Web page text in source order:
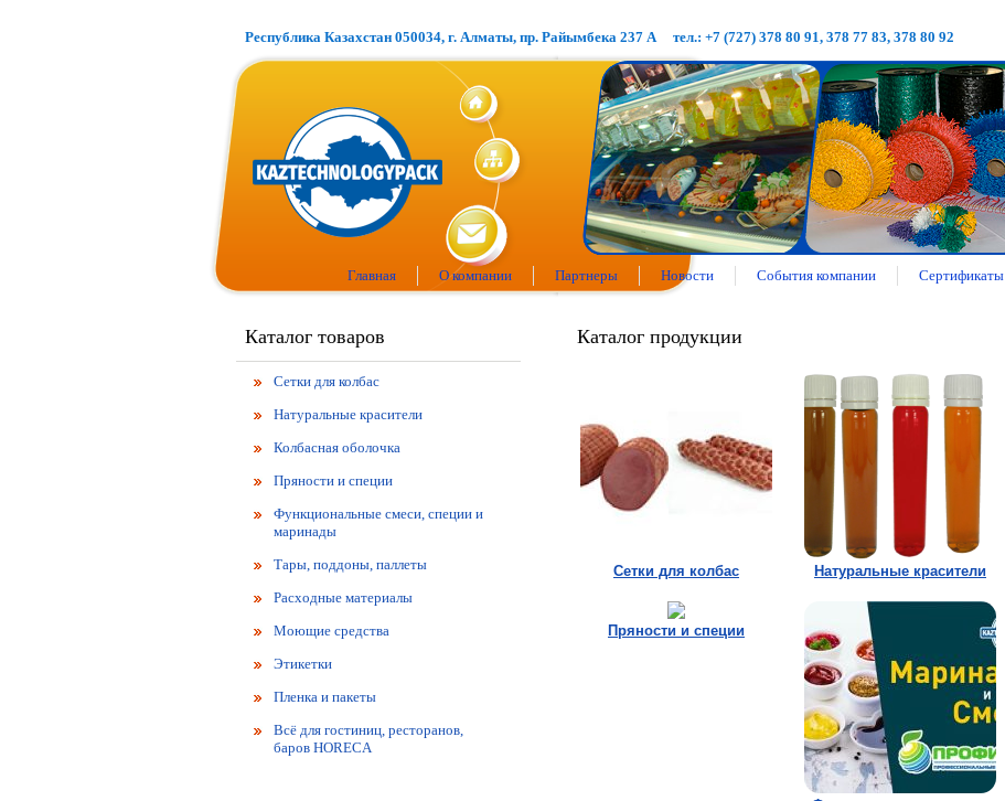
Республика Казахстан 050034, г. Алматы, пр. Райымбека 237 А тел.: +7 (727) 378 80 91, 378 77 83, 378 80 92
Главная О компании Партнеры Новости События компании Сертификаты
Каталог продукции
Сетки для колбас Натуральные красители
Пряности и специи
Каталог товаров
Сетки для колбас
Натуральные красители
Колбасная оболочка
Пряности и специи
Функциональные смеси, специи и
маринады
Тары, поддоны, паллеты
Расходные материалы
Моющие средства
Этикетки
Пленка и пакеты
Всё для гостиниц, ресторанов,
баров HORECA